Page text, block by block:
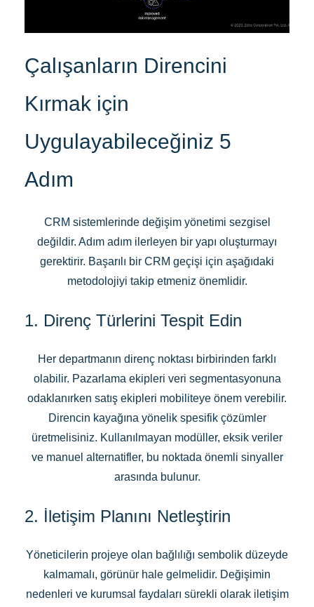
Çalışanların Direncini
Kırmak için
Uygulayabileceğiniz 5
Adım
CRM sistemlerinde değişim yönetimi sezgisel
değildir. Adım adım ilerleyen bir yapı oluşturmayı
gerektirir. Başarılı bir CRM geçişi için aşağıdaki
metodolojiyi takip etmeniz önemlidir.
1. Direnç Türlerini Tespit Edin
Her departmanın direnç noktası birbirinden farklı
olabilir. Pazarlama ekipleri veri segmentasyonuna
odaklanırken satış ekipleri mobiliteye önem verebilir.
Direncin kayağına yönelik spesifik çözümler
üretmelisiniz. Kullanılmayan modüller, eksik veriler
ve manuel alternatifler, bu noktada önemli sinyaller
arasında bulunur.
2. İletişim Planını Netleştirin
Yöneticilerin projeye olan bağlılığı sembolik düzeyde
kalmamalı, görünür hale gelmelidir. Değişimin
nedenleri ve kurumsal faydaları sürekli olarak iletişim